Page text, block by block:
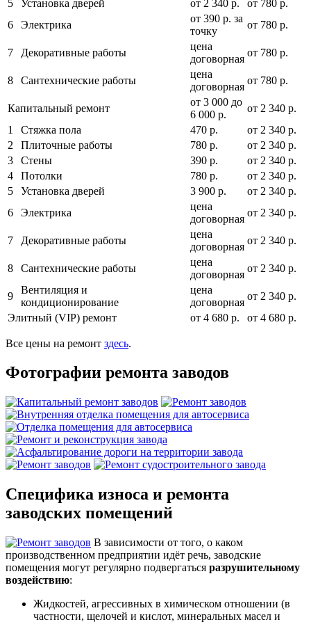
5 Установка дверей от 2 340 р.
от 780 р.
6
Электрика
от 390 р. за
точку
от 780 р.
7 Декоративные работы
цена
договорная
от 780 р.
8 Сантехнические работы
цена
договорная
от 780 р.
Капитальный ремонт
от 3 000 до
6 000 р.
от 2 340 р.
1
Стяжка пола 470 р.
от 2 340 р.
2
Плиточные работы 780 р.
от 2 340 р.
3
Стены 390 р.
от 2 340 р.
4
Потолки 780 р.
от 2 340 р.
5
Установка дверей 3 900 р.
от 2 340 р.
6
Электрика
цена
договорная
от 2 340 р.
7 Декоративные работы
цена
договорная
от 2 340 р.
8 Сантехнические работы
цена
договорная
от 2 340 р.
9
Вентиляция и
кондиционирование
цена
договорная
от 2 340 р.
Элитный (VIP) ремонт
от 4 680 р. от 4 680 р.
Все цены на ремонт здесь.
Фотографии ремонта заводов
Специфика износа и ремонта
заводских помещений
В зависимости от того, о каком
производственном предприятии идёт речь, заводские
помещения могут регулярно подвергаться разрушительному
воздействию:
Жидкостей, агрессивных в химическом отношении (в
частности, щелочей и кислот, минеральных масел и